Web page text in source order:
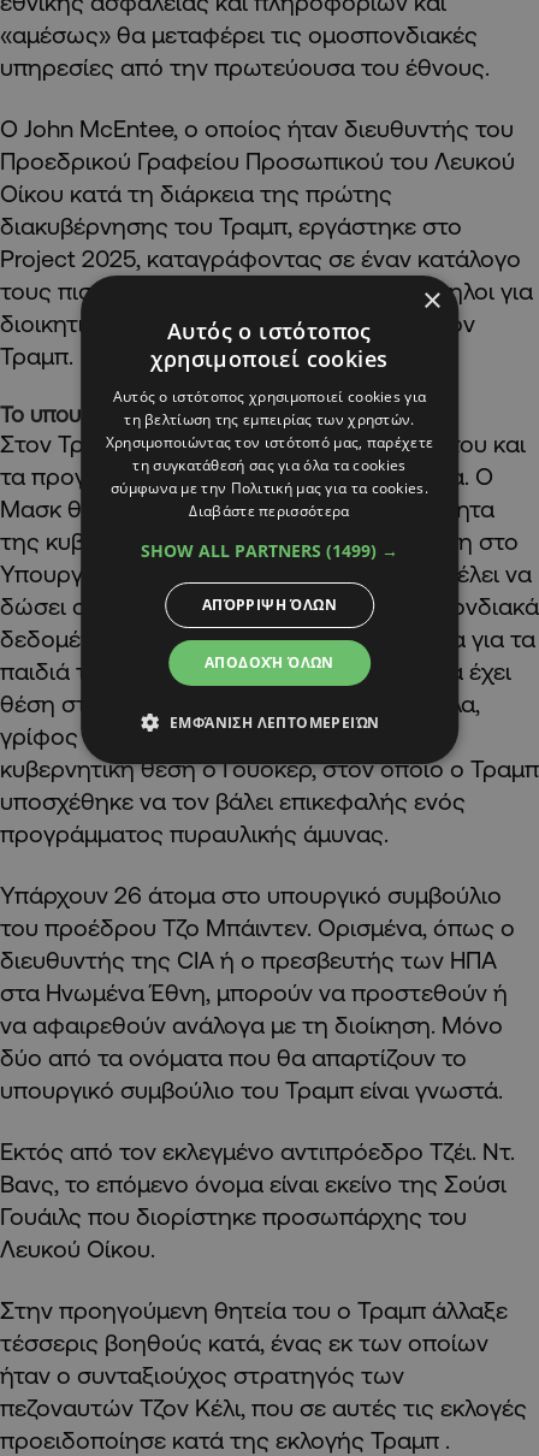
«αμέσως» θα μεταφέρει τις ομοσπονδιακές
υπηρεσίες από την πρωτεύουσα του έθνους.
Ο John McEntee, ο οποίος ήταν διευθυντής του
Προεδρικού Γραφείου Προσωπικού του Λευκού
Οίκου κατά τη διάρκεια της πρώτης
διακυβέρνησης του Τραμπ, εργάστηκε στο
Project 2025, καταγράφοντας σε έναν κατάλογο
τους πιστούς του Τραμπ που είναι κατάλληλοι για
διοικητικούς ρόλους. Παραμένει κοντά στον
Τραμπ.
Το υπουργικό συμβούλιο του Τραμπ
Στον Τραμπ αρέσει να συνδέει τον εαυτό του και
τα προγράμματά του με «μεγάλα» ονόματα. Ο
Μασκ θα έχει ρόλο στην αποτελεσματικότητα
της κυβέρνησης, αλλά πιθανότατα όχι θέση στο
Υπουργικό Συμβούλιο. Ο Κένεντι λέει ότι θέλει να
δώσει στους πολίτες περισσότερα ομοσπονδιακά
δεδομένα ώστε να απορρίψουν τα εμβόλια για τα
παιδιά τους, αλλά αυτό δεν σημαίνει ότι θα έχει
θέση στο Υπουργικό Συμβούλιο. Παράλληλα,
γρίφος αποτελεί το εάν θα λάβει επίσημη
κυβερνητική θέση ο Γουόκερ, στον οποίο ο Τραμπ
υποσχέθηκε να τον βάλει επικεφαλής ενός
προγράμματος πυραυλικής άμυνας.
Υπάρχουν 26 άτομα στο υπουργικό συμβούλιο
του προέδρου Τζο Μπάιντεν. Ορισμένα, όπως ο
διευθυντής της CIA ή ο πρεσβευτής των ΗΠΑ
στα Ηνωμένα Έθνη, μπορούν να προστεθούν ή
να αφαιρεθούν ανάλογα με τη διοίκηση. Μόνο
δύο από τα ονόματα που θα απαρτίζουν το
υπουργικό συμβούλιο του Τραμπ είναι γνωστά.
Εκτός από τον εκλεγμένο αντιπρόεδρο Τζέι. Ντ.
Βανς, το επόμενο όνομα είναι εκείνο της Σούσι
Γουάιλς που διορίστηκε προσωπάρχης του
Λευκού Οίκου.
Στην προηγούμενη θητεία του ο Τραμπ άλλαξε
τέσσερις βοηθούς κατά, ένας εκ των οποίων
ήταν ο συνταξιούχος στρατηγός των
πεζοναυτών Τζον Κέλι, που σε αυτές τις εκλογές
προειδοποίησε κατά της εκλογής Τραμπ .
×
Αυτός ο ιστότοπος
χρησιμοποιεί cookies
Αυτός ο ιστότοπος χρησιμοποιεί cookies για
τη βελτίωση της εμπειρίας των χρηστών.
Χρησιμοποιώντας τον ιστότοπό μας, παρέχετε
τη συγκατάθεσή σας για όλα τα cookies
σύμφωνα με την Πολιτική μας για τα cookies.
Διαβάστε περισσότερα
SHOW ALL PARTNERS (1499) →
ΑΠΟΔΟΧΉ ΌΛΩΝ
ΑΠΌΡΡΙΨΗ ΌΛΩΝ
ΕΜΦΆΝΙΣΗ ΛΕΠΤΟΜΕΡΕΙΏΝ